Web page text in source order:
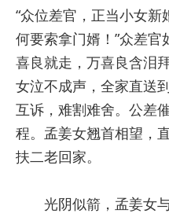
“众位差官，正当小女
何要索拿门婿！”众差
喜良就走，万喜良含泪
女泣不成声，全家直送
互诉，难割难舍。公差
程。孟姜女翘首相望，
扶二老回家。
光阴似箭，孟姜女与